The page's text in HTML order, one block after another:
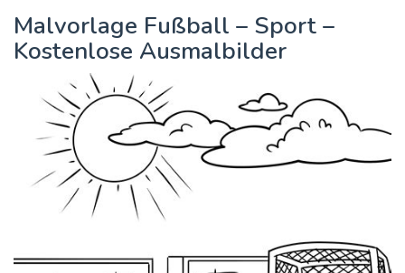
Malvorlage Fußball – Sport –
Kostenlose Ausmalbilder